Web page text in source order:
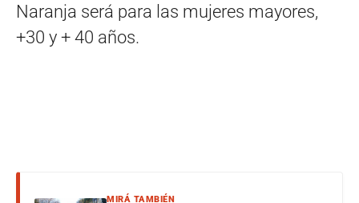
Naranja será para las mujeres mayores,
+30 y + 40 años.
MIRÁ TAMBIÉN